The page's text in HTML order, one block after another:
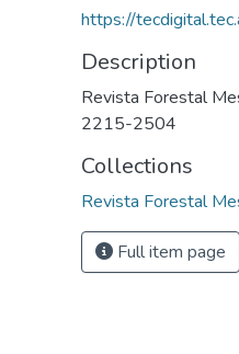
https://
Description
Revista Forestal
2215-2504
Collections
Revista Forestal
Full item page